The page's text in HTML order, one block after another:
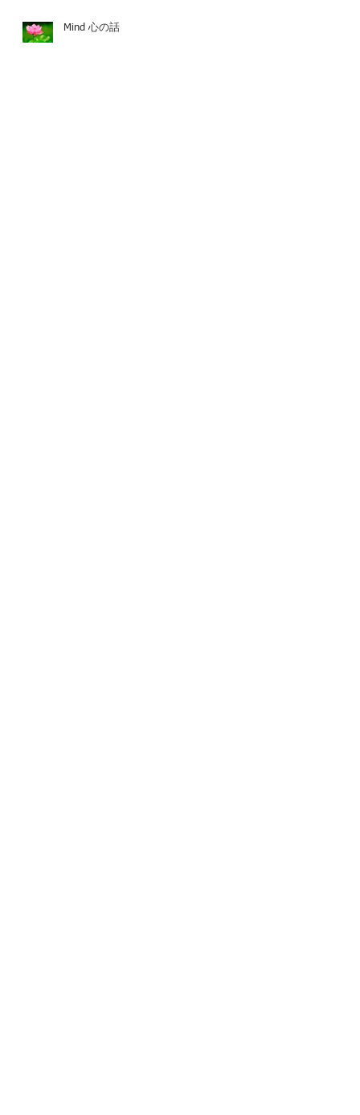
Mind 心の話